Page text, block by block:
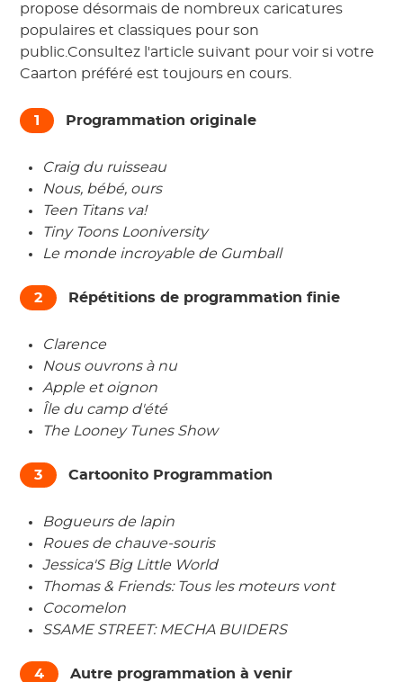
propose désormais de nombreux caricatures
populaires et classiques pour son
public.Consultez l'article suivant pour voir si votre
Caarton préféré est toujours en cours.
1 Programmation originale
Craig du ruisseau
Nous, bébé, ours
Teen Titans va!
Tiny Toons Looniversity
Le monde incroyable de Gumball
2 Répétitions de programmation finie
Clarence
Nous ouvrons à nu
Apple et oignon
Île du camp d'été
The Looney Tunes Show
3 Cartoonito Programmation
Bogueurs de lapin
Roues de chauve-souris
Jessica'S Big Little World
Thomas & Friends: Tous les moteurs vont
Cocomelon
SSAME STREET: MECHA BUIDERS
4 Autre programmation à venir